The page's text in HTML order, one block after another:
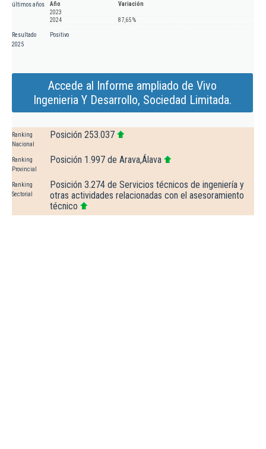
últimos años
Año
Variación
2023
2024
87,65 %
Resultado
2025
Positivo
Accede al Informe ampliado de Vivo
Ingenieria Y Desarrollo, Sociedad Limitada.
Ranking
Nacional
Posición 253.037
Ranking
Provincial
Posición 1.997 de Arava,Álava
Ranking
Sectorial
Posición 3.274 de Servicios técnicos de ingeniería y
otras actividades relacionadas con el asesoramiento
técnico